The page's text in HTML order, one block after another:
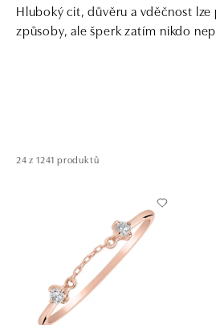
Hluboký cit, důvěru a vděčnost
způsoby, ale šperk zatím nikdo
24 z 1241 produktů